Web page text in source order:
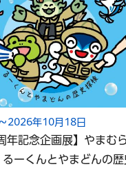
2026年10月18日
年記念企画展】やまむ
ーくんとやまどんの